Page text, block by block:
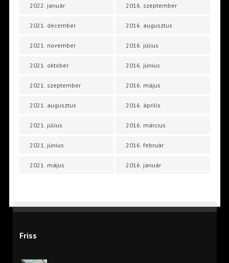
2022. január
2021. december
2021. november
2021. október
2021. szeptember
2021. augusztus
2021. július
2021. június
2021. május
2016. szeptember
2016. augusztus
2016. július
2016. június
2016. május
2016. április
2016. március
2016. február
2016. január
Friss